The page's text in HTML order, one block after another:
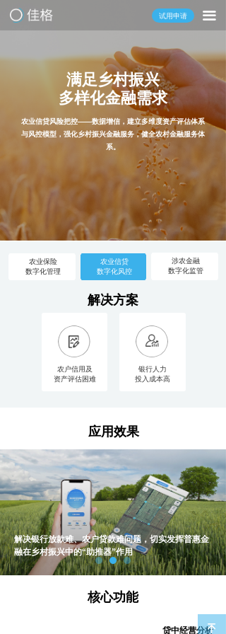
끀
试用申请
农户信用及
资产评估困难
解决方案
农业保险
数字化管理
农业信贷
数字化风控
银行人力
投入成本高
涉农金融
数字化监管
应用效果
核心功能
解决银行放款难、农户贷款难问题，切实发挥普惠金
融在乡村振兴中的“助推器”作用
盘活政府端涉农数据，助力政府推动金融支农政策落
实及业务开展监管
贷中经营分析
贷后风险预警
满足乡村振兴
多样化金融需求
农业信贷风险把控——数据增信，建立多维度资产评估体系
与风控模型，强化乡村振兴金融服务，健全农村金融服务体
系。
녠